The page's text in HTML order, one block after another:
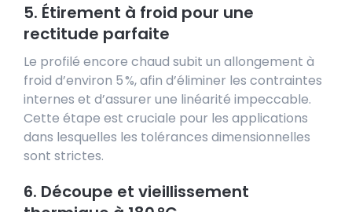
5. Étirement à froid pour une
rectitude parfaite
Le profilé encore chaud subit un allongement à
froid d’environ 5 %, afin d’éliminer les contraintes
internes et d’assurer une linéarité impeccable.
Cette étape est cruciale pour les applications
dans lesquelles les tolérances dimensionnelles
sont strictes.
6. Découpe et vieillissement